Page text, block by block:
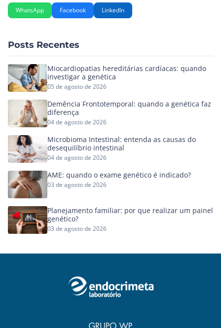
WhatsApp Facebook LinkedIn
Posts Recentes
Miocardiopatias hereditárias cardíacas: quando
investigar a genética
05 de agosto de 2026
Demência Frontotemporal: quando a genética faz
diferença
04 de agosto de 2026
Microbioma Intestinal: entenda as causas do
desequilíbrio intestinal
04 de agosto de 2026
AME: quando o exame genético é indicado?
03 de agosto de 2026
Planejamento familiar: por que realizar um painel
genético?
03 de agosto de 2026